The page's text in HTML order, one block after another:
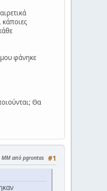
μου φάνηκε
Θα
#1
ΜΜ από pgrontas